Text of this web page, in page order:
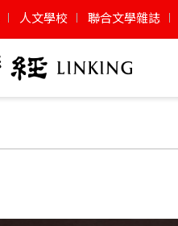
人文學校 聯合文學雜誌